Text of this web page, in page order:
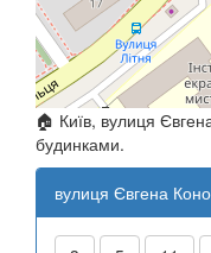
🏠 Київ, вулиця
будинками.
вулиця Євгена